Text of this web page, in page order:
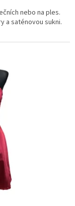
nebo na ples.
a saténovou sukni.